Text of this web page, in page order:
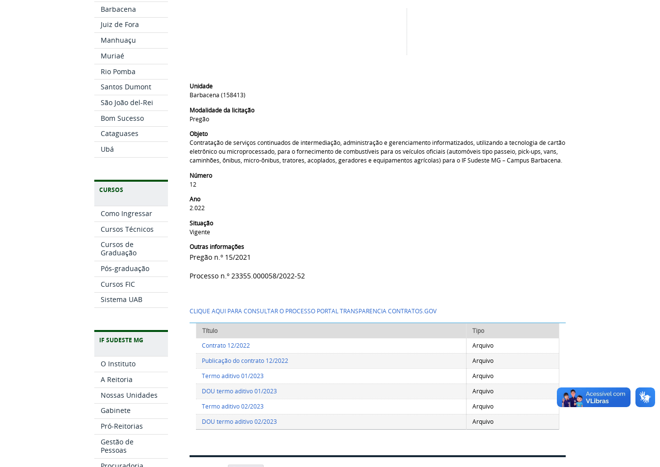
Barbacena
Juiz de Fora
Manhuaçu
Muriaé
Rio Pomba
Santos Dumont
São João del-Rei
Bom Sucesso
Cataguases
Ubá
CURSOS
Como Ingressar
Cursos Técnicos
Cursos de
Graduação
Pós-graduação
Cursos FIC
Sistema UAB
IF SUDESTE MG
O Instituto
A Reitoria
Nossas Unidades
Gabinete
Pró-Reitorias
Gestão de
Pessoas
Unidade
Barbacena (158413)
Modalidade da licitação
Pregão
Objeto
Contratação de serviços continuados de intermediação, administração e gerenciamento informatizados, utilizando a tecnologia de cartão
eletrônico ou microprocessado, para o fornecimento de combustíveis para os veículos oficiais (automóveis tipo passeio, pick-ups, vans,
caminhões, ônibus, micro-ônibus, tratores, acoplados, geradores e equipamentos agrícolas) para o IF Sudeste MG – Campus Barbacena.
Número
12
Ano
2.022
Situação
Vigente
Outras informações
Pregão n.º 15/2021
Processo n.º23355.000058/2022-52
​CLIQUE AQUI PARA CONSULTAR O PROCESSO PORTAL TRANSPARENCIA CONTRATOS.GOV
Título
Tipo
Contrato 12/2022
Arquivo
Publicação do contrato 12/2022
Arquivo
Termo aditivo 01/2023
Arquivo
DOU termo aditivo 01/2023
Arquivo
Termo aditivo 02/2023
Arquivo
DOU termo aditivo 02/2023
Arquivo